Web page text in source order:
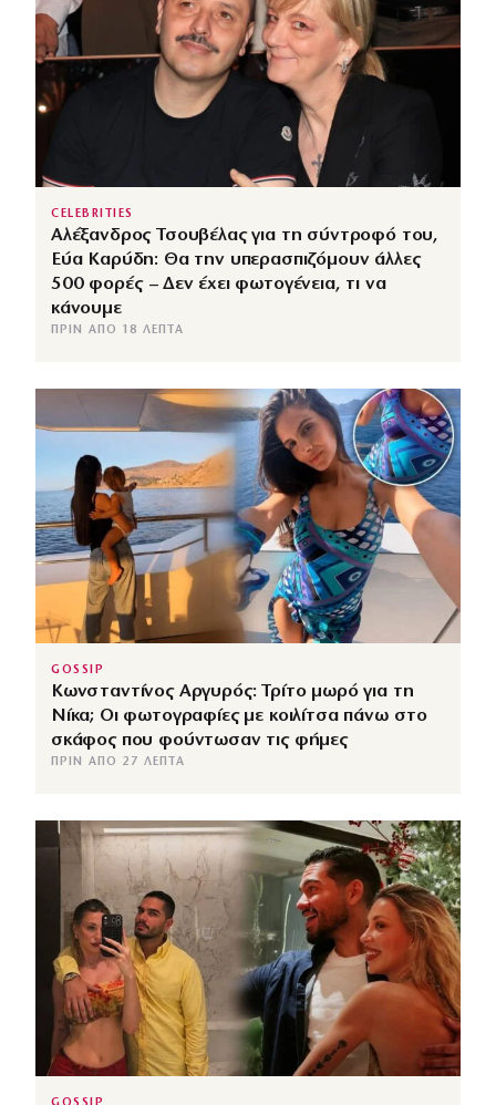
CELEBRITIES
Αλέξανδρος Τσουβέλας για τη σύντροφό του,
Εύα Καρύδη: Θα την υπερασπιζόμουν άλλες
500 φορές – Δεν έχει φωτογένεια, τι να
κάνουμε
ΠΡΙΝ ΑΠΌ 18 ΛΕΠΤΆ
GOSSIP
Κωνσταντίνος Αργυρός: Τρίτο μωρό για τη
Νίκα; Οι φωτογραφίες με κοιλίτσα πάνω στο
σκάφος που φούντωσαν τις φήμες
ΠΡΙΝ ΑΠΌ 27 ΛΕΠΤΆ